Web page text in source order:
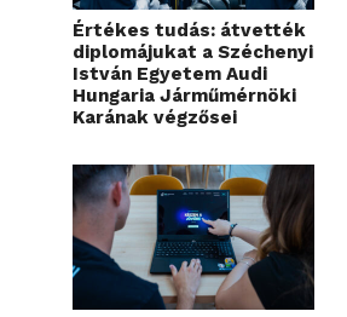
Értékes tudás: átvették
diplomájukat a Széchenyi
István Egyetem Audi
Hungaria Járműmérnöki
Karának végzősei